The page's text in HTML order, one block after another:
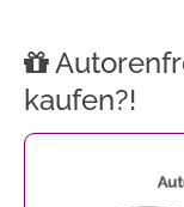
kaufen?!